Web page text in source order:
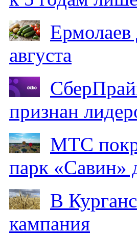
августа
признан
МТС
парк «Савин»
В
кампания